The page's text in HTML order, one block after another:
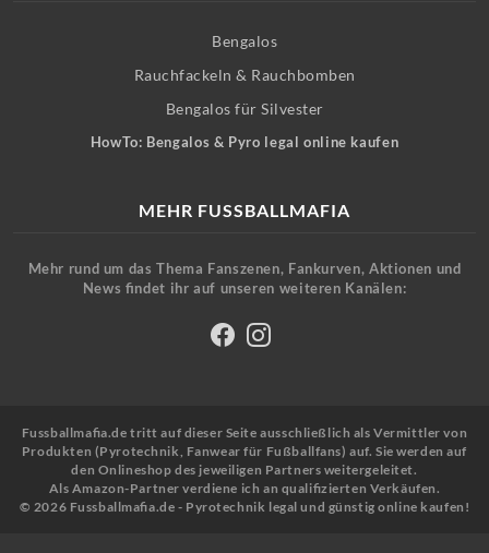
Bengalos
Rauchfackeln & Rauchbomben
Bengalos für Silvester
HowTo: Bengalos & Pyro legal online kaufen
MEHR FUSSBALLMAFIA
Mehr rund um das Thema Fanszenen, Fankurven, Aktionen und
News findet ihr auf unseren weiteren Kanälen:
Fussballmafia.de tritt auf dieser Seite ausschließlich als Vermittler von
Produkten (Pyrotechnik, Fanwear für Fußballfans) auf. Sie werden auf
den Onlineshop des jeweiligen Partners weitergeleitet.
Als Amazon-Partner verdiene ich an qualifizierten Verkäufen.
© 2026 Fussballmafia.de - Pyrotechnik legal und günstig online kaufen!